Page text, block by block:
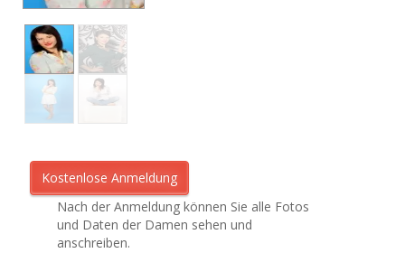
Nach der Anmeldung können Sie alle Fotos
und Daten der Damen sehen und
anschreiben.